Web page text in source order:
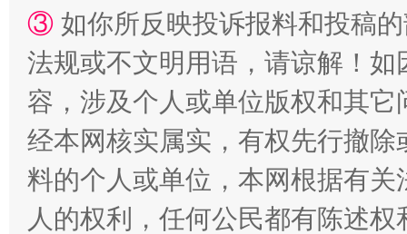
“蜀中异人”王建安的艺术幻境
③ 如你所反映投诉报料和投稿
法规或不文明用语，请谅解！
容，涉及个人或单位版权和其它
经本网核实属实，有权先行撤
料的个人或单位，本网根据有
人的权利，任何公民都有陈述